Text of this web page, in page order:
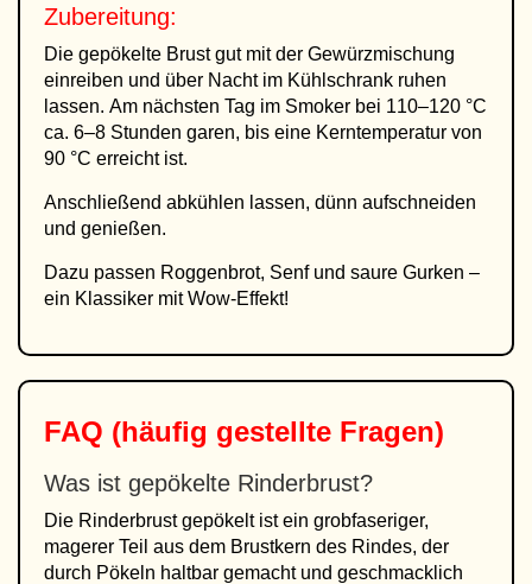
Zubereitung:
Die gepökelte Brust gut mit der Gewürzmischung
einreiben und über Nacht im Kühlschrank ruhen
lassen. Am nächsten Tag im Smoker bei 110–120 °C
ca. 6–8 Stunden garen, bis eine Kerntemperatur von
90 °C erreicht ist.
Anschließend abkühlen lassen, dünn aufschneiden
und genießen.
Dazu passen Roggenbrot, Senf und saure Gurken –
ein Klassiker mit Wow-Effekt!
FAQ (häufig gestellte Fragen)
Was ist gepökelte Rinderbrust?
Die Rinderbrust gepökelt ist ein grobfaseriger,
magerer Teil aus dem Brustkern des Rindes, der
durch Pökeln haltbar gemacht und geschmacklich